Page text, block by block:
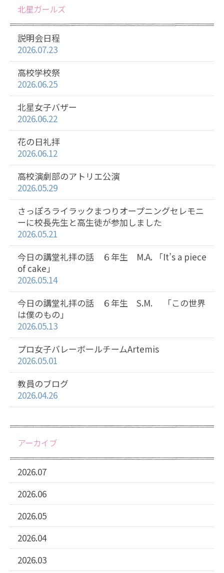
北星ガールズ
説明会日程
2026.07.23
高校学校祭
2026.06.25
北星女子バザー
2026.06.22
花の日礼拝
2026.06.12
高校演劇部のアトリエ公演
2026.05.29
さっぽろライラックまつりオープニングセレモニ
ーに校長先生と高生徒が参加しました
2026.05.21
今日の講堂礼拝の話 ６年生 M.A. 「It’s a piece
of cake」
2026.05.14
今日の講堂礼拝の話 ６年生 S.M. 「この世界
は僕のもの」
2026.05.13
プロ女子バレーボールチームArtemis
2026.05.01
教員のブログ
2026.04.26
アーカイブ
2026.07
2026.06
2026.05
2026.04
2026.03